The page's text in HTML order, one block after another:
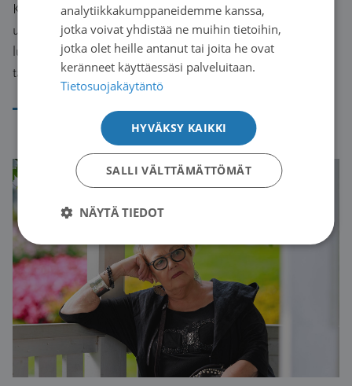
Kenenkään ei ole helppoa hyväksyä sairauttaan ja
useimmat kokevat alakuloa sairauteen liittyvästä
luopumisesta, tulevaisuuden haaveiden menettämisestä
tai kokemuksesta vaikuttaa itse omaan elämään.
analytiikkakumppaneidemme kanssa,
jotka voivat yhdistää ne muihin tietoihin,
jotka olet heille antanut tai joita he ovat
keränneet käyttäessäsi palveluitaan.
Tietosuojakäytäntö
HYVÄKSY KAIKKI
SALLI VÄLTTÄMÄTTÖMÄT
NÄYTÄ TIEDOT